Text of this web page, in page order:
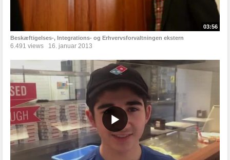
03:56
Beskæftigelses-, Integrations- og Erhvervsforvaltningen ekstern
6.491 views 16. januar 2013